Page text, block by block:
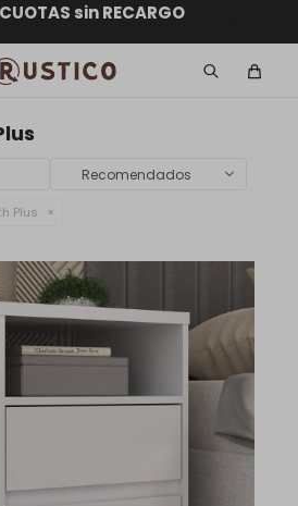
A TODO EL PAÍS
DE DEVOLUCIÓN
sin RECARGO
de MONTEVIDEO en compras
Recomendados
Plus